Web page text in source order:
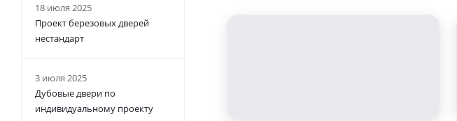
18 июля 2025
Проект березовых дверей
нестандарт
3 июля 2025
Дубовые двери по
индивидуальному проекту